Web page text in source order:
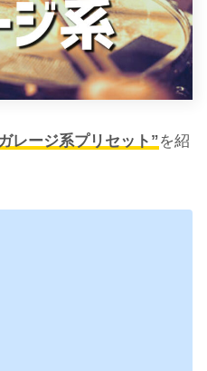
レージ系プリセット”を紹